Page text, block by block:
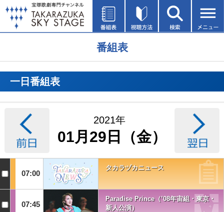
番組表
一日番組表
2021年
01月29日（金）
07:00
タカラヅカニュース
07:45
Paradise Prince（’08年宙組・東京・
新人公演）